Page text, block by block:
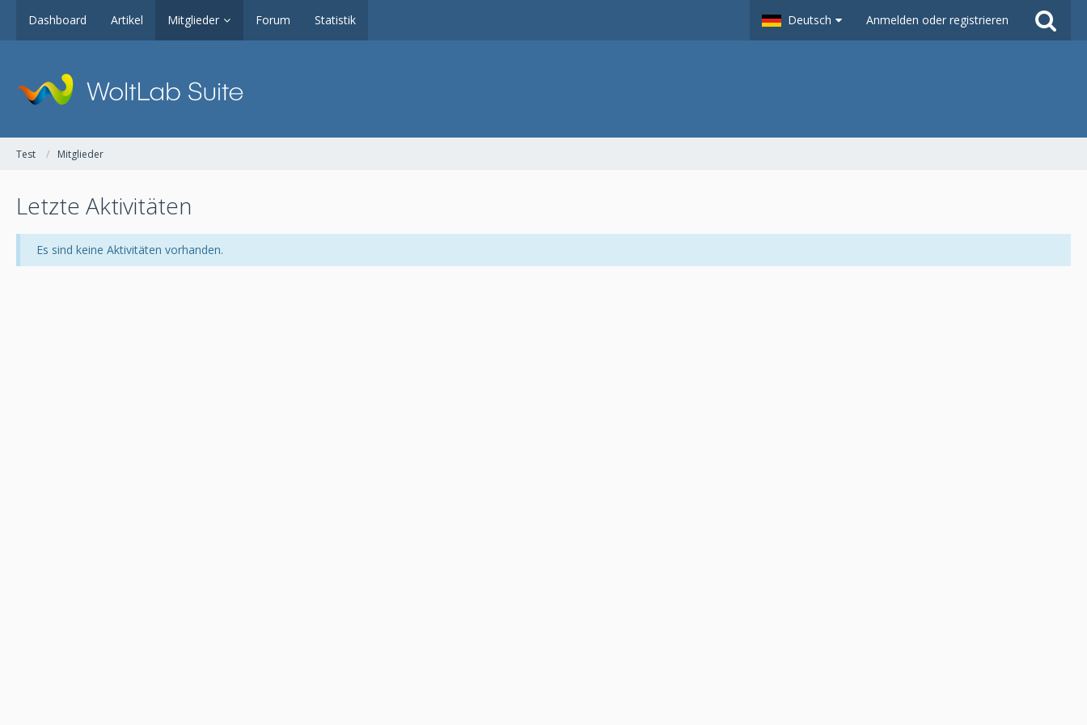
Dashboard Artikel Mitglieder Forum Statistik Deutsch Anmelden oder registrieren
Test Mitglieder
Letzte Aktivitäten
Es sind keine Aktivitäten vorhanden.